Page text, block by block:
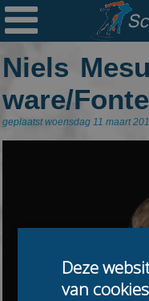

Niels
ware/
geplaatst woensdag 11 maart
Deze
van